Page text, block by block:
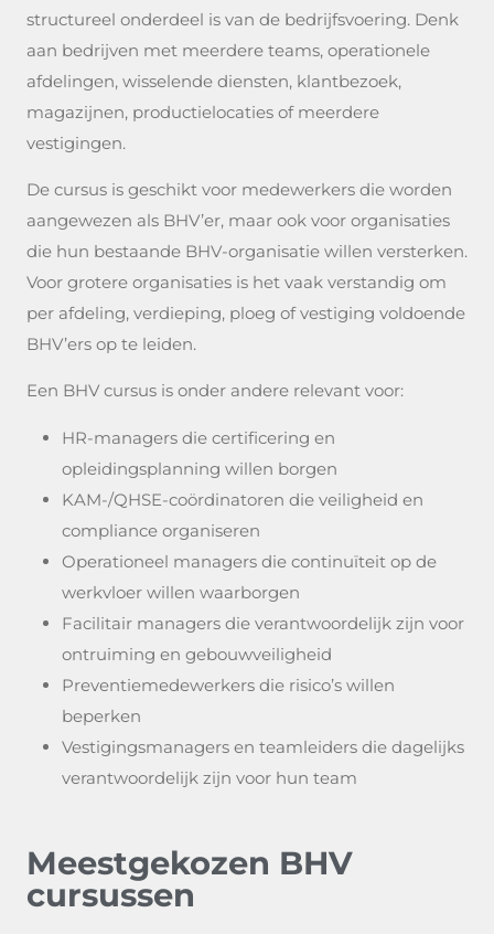
structureel onderdeel is van de bedrijfsvoering. Denk
aan bedrijven met meerdere teams, operationele
afdelingen, wisselende diensten, klantbezoek,
magazijnen, productielocaties of meerdere
vestigingen.
De cursus is geschikt voor medewerkers die worden
aangewezen als BHV’er, maar ook voor organisaties
die hun bestaande BHV-organisatie willen versterken.
Voor grotere organisaties is het vaak verstandig om
per afdeling, verdieping, ploeg of vestiging voldoende
BHV’ers op te leiden.
Een BHV cursus is onder andere relevant voor:
HR-managers die certificering en
opleidingsplanning willen borgen
KAM-/QHSE-coördinatoren die veiligheid en
compliance organiseren
Operationeel managers die continuïteit op de
werkvloer willen waarborgen
Facilitair managers die verantwoordelijk zijn voor
ontruiming en gebouwveiligheid
Preventiemedewerkers die risico’s willen
beperken
Vestigingsmanagers en teamleiders die dagelijks
verantwoordelijk zijn voor hun team
Meestgekozen BHV
cursussen